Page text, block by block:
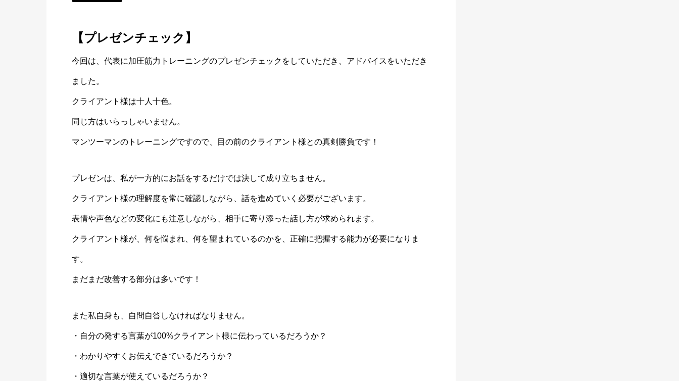
【プレゼンチェック】
今回は、代表に加圧筋力トレーニングのプレゼンチェックをしていただき、アドバイスをいただき
ました。
クライアント様は十人十色。
同じ方はいらっしゃいません。
マンツーマンのトレーニングですので、目の前のクライアント様との真剣勝負です！
プレゼンは、私が一方的にお話をするだけでは決して成り立ちません。
クライアント様の理解度を常に確認しながら、話を進めていく必要がございます。
表情や声色などの変化にも注意しながら、相手に寄り添った話し方が求められます。
クライアント様が、何を悩まれ、何を望まれているのかを、正確に把握する能力が必要になりま
す。
まだまだ改善する部分は多いです！
また私自身も、自問自答しなければなりません。
・自分の発する言葉が100%クライアント様に伝わっているだろうか？
・わかりやすくお伝えできているだろうか？
・適切な言葉が使えているだろうか？